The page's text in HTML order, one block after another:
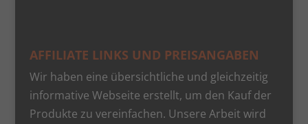
AFFILIATE LINKS UND PREISANGABEN
Wir haben eine übersichtliche und gleichzeitig
informative Webseite erstellt, um den Kauf der
Produkte zu vereinfachen. Unsere Arbeit wird